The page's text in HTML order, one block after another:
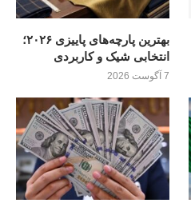
بهترین پارچه‌های پاییزی ۲۰۲۶؛
انتخابی شیک و کاربردی
7 آگوست 2026